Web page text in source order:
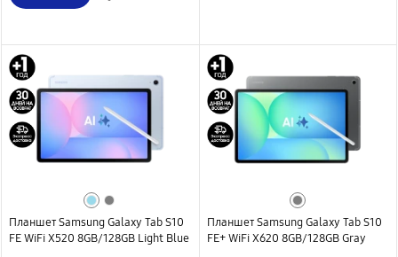
Планшет Samsung Galaxy Tab S10
FE WiFi X520 8GB/128GB Light Blue
Планшет Samsung Galaxy Tab S10
FE+ WiFi X620 8GB/128GB Gray